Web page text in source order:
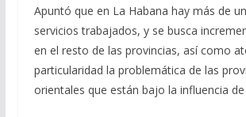
Apuntó que en La Habana hay más de
servicios trabajados, y se busca
en el resto de las provincias, así como
particularidad la problemática de las
orientales que están bajo la influencia de